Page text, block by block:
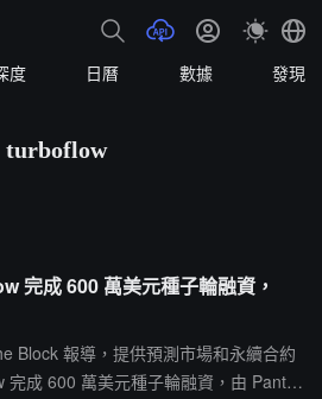
度 日曆 數據 發現
turboflow
完成 600 萬美元種子輪融資，
Block 報導，提供預測市場和永續合約
完成 600 萬美元種子輪融資，由 Panter